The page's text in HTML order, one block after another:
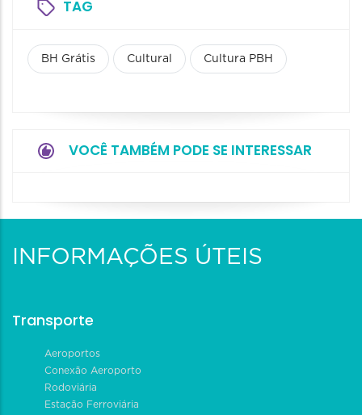
TAG
BH Grátis Cultural Cultura PBH
VOCÊ TAMBÉM PODE SE INTERESSAR
INFORMAÇÕES ÚTEIS
Transporte
Aeroportos
Conexão Aeroporto
Rodoviária
Estação Ferroviária